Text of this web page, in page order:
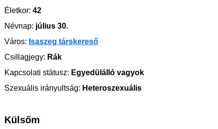
Életkor: 42
Névnap: július 30.
Város: Isaszeg társkereső
Csillagjegy: Rák
Kapcsolati státusz: Egyedülálló vagyok
Szexuális irányultság: Heteroszexuális
Külsőm